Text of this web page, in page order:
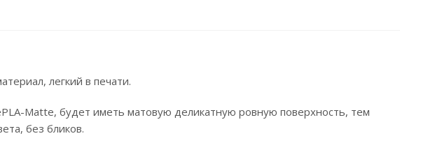
легкий в печати.
Matte, будет иметь матовую деликатную ровную поверхность, тем
без бликов.